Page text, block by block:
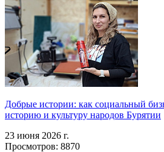
Добрые истории: как социальный
историю и культуру народов Бурятии
23 июня 2026 г.
Просмотров: 8870